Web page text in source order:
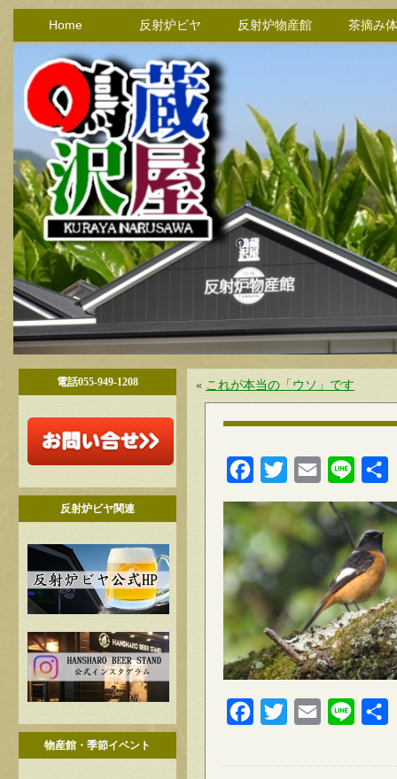
Home 反射炉ビヤ 反射炉物産館 茶摘み
電話055-949-1208
反射炉ビヤ関連
物産館・季節イベント
« これが本当の「ウソ」です
FacebookTwitter Email Line
FacebookTwitter Email Line